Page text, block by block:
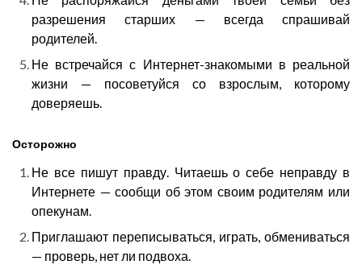
разрешения старших — всегда спрашивай
родителей.
Не встречайся с Интернет-знакомыми в реальной
жизни — посоветуйся со взрослым, которому
доверяешь.
Осторожно
Не все пишут правду. Читаешь о себе неправду в
Интернете — сообщи об этом своим родителям или
опекунам.
Приглашают переписываться, играть, обмениваться
— проверь, нет ли подвоха.